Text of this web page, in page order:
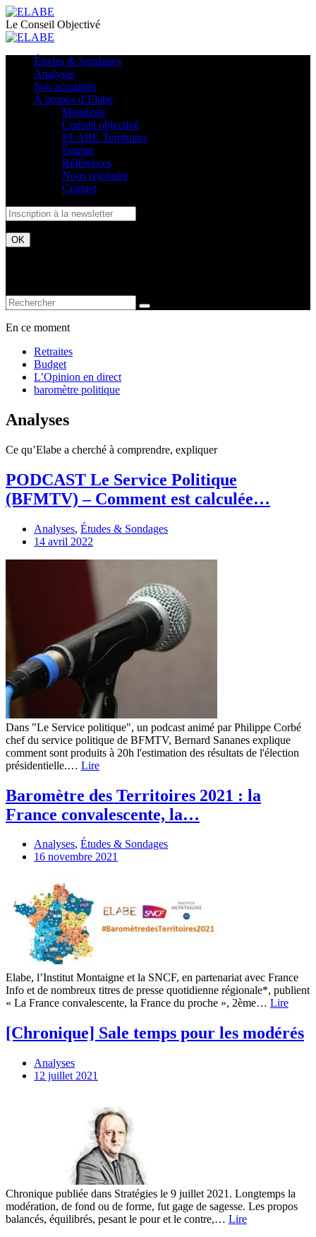
Le Conseil Objectivé
Études & Sondages
Analyses
Nos actualités
À propos d’Elabe
Manifeste
Conseil objectivé
ELABE Territoires
Équipe
Références
Nous rejoindre
Contact
En ce moment
Retraites
Budget
L’Opinion en direct
baromètre politique
Analyses
Ce qu’Elabe a cherché à comprendre, expliquer
PODCAST Le Service Politique
(BFMTV) – Comment est calculée…
Analyses, Études & Sondages
14 avril 2022
Dans "Le Service politique", un podcast animé par Philippe Corbé
chef du service politique de BFMTV, Bernard Sananes explique
comment sont produits à 20h l'estimation des résultats de l'élection
présidentielle.… Lire
Baromètre des Territoires 2021 : la
France convalescente, la…
Analyses, Études & Sondages
16 novembre 2021
Elabe, l’Institut Montaigne et la SNCF, en partenariat avec France
Info et de nombreux titres de presse quotidienne régionale*, publient
« La France convalescente, la France du proche », 2ème… Lire
[Chronique] Sale temps pour les modérés
Analyses
12 juillet 2021
Chronique publiée dans Stratégies le 9 juillet 2021. Longtemps la
modération, de fond ou de forme, fut gage de sagesse. Les propos
balancés, équilibrés, pesant le pour et le contre,… Lire